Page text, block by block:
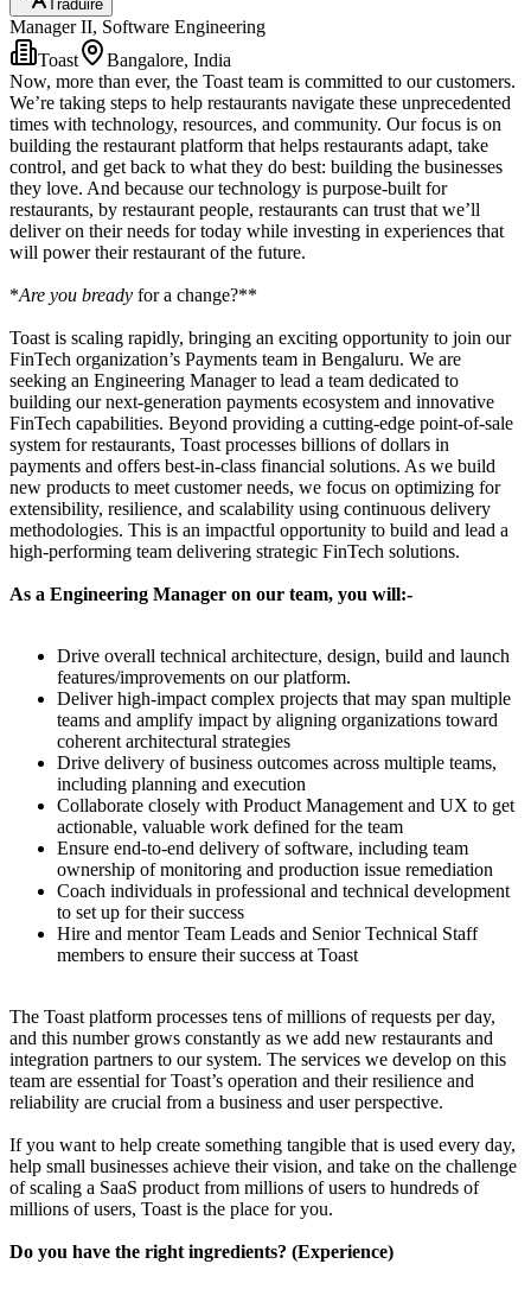
Traduire
Manager II, Software Engineering
Toast
Bangalore, India
Now, more than ever, the Toast team is committed to our customers.
We’re taking steps to help restaurants navigate these unprecedented
times with technology, resources, and community. Our focus is on
building the restaurant platform that helps restaurants adapt, take
control, and get back to what they do best: building the businesses
they love. And because our technology is purpose-built for
restaurants, by restaurant people, restaurants can trust that we’ll
deliver on their needs for today while investing in experiences that
will power their restaurant of the future.
*Are you bready for a change?**
Toast is scaling rapidly, bringing an exciting opportunity to join our
FinTech organization’s Payments team in Bengaluru. We are
seeking an Engineering Manager to lead a team dedicated to
building our next-generation payments ecosystem and innovative
FinTech capabilities. Beyond providing a cutting-edge point-of-sale
system for restaurants, Toast processes billions of dollars in
payments and offers best-in-class financial solutions. As we build
new products to meet customer needs, we focus on optimizing for
extensibility, resilience, and scalability using continuous delivery
methodologies. This is an impactful opportunity to build and lead a
high-performing team delivering strategic FinTech solutions.
As a Engineering Manager on our team, you will:-
Drive overall technical architecture, design, build and launch
features/improvements on our platform.
Deliver high-impact complex projects that may span multiple
teams and amplify impact by aligning organizations toward
coherent architectural strategies
Drive delivery of business outcomes across multiple teams,
including planning and execution
Collaborate closely with Product Management and UX to get
actionable, valuable work defined for the team
Ensure end-to-end delivery of software, including team
ownership of monitoring and production issue remediation
Coach individuals in professional and technical development
to set up for their success
Hire and mentor Team Leads and Senior Technical Staff
members to ensure their success at Toast
The Toast platform processes tens of millions of requests per day,
and this number grows constantly as we add new restaurants and
integration partners to our system. The services we develop on this
team are essential for Toast’s operation and their resilience and
reliability are crucial from a business and user perspective.
If you want to help create something tangible that is used every day,
help small businesses achieve their vision, and take on the challenge
of scaling a SaaS product from millions of users to hundreds of
millions of users, Toast is the place for you.
Do you have the right ingredients? (Experience)